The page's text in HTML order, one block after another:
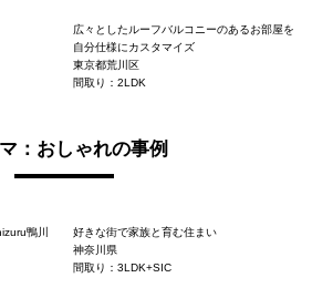
広々としたルーフバルコニーのあるお部屋を
自分仕様にカスタマイズ
東京都荒川区
間取り：2LDK
：おしゃれの事例
鴨川
好きな街で家族と育む住まい
神奈川県
間取り：3LDK+SIC